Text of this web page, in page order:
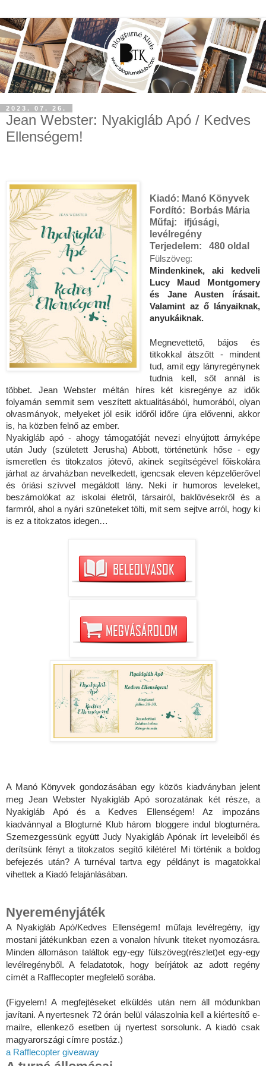
2023. 07. 26.
Jean Webster: Nyakigláb Apó / Kedves
Ellenségem!
Kiadó: Manó Könyvek
Fordító:
Borbás Mária
Műfaj: ifjúsági,
levélregény
Terjedelem: 480 oldal
Fülszöveg:
Mindenkinek, aki kedveli
Lucy Maud Montgomery
és Jane Austen írásait.
Valamint az ő lányaiknak,
anyukáiknak.
Megnevettető, bájos és
titkokkal átszőtt - mindent
tud, amit egy lányregénynek
tudnia kell, sőt annál is
többet. Jean Webster méltán híres két kisregénye az idők
folyamán semmit sem veszített aktualitásából, humorából, olyan
olvasmányok, melyeket jól esik időről időre újra elővenni, akkor
is, ha közben felnő az ember.
Nyakigláb apó - ahogy támogatóját nevezi elnyújtott árnyképe
után Judy (született Jerusha) Abbott, történetünk hőse - egy
ismeretlen és titokzatos jótevő, akinek segítségével főiskolára
járhat az árvaházban nevelkedett, igencsak eleven képzelőerővel
és óriási szívvel megáldott lány. Neki ír humoros leveleket,
beszámolókat az iskolai életről, társairól, baklövésekről és a
farmról, ahol a nyári szüneteket tölti, mit sem sejtve arról, hogy ki
is ez a titokzatos idegen…
A Manó Könyvek gondozásában egy közös kiadványban jelent
meg Jean Webster Nyakigláb Apó sorozatának két része, a
Nyakigláb Apó és a Kedves Ellenségem! Az impozáns
kiadvánnyal a Blogturné Klub három bloggere indul blogturnéra.
Szemezgessünk együtt Judy Nyakigláb Apónak írt leveleiből és
derítsünk fényt a titokzatos segítő kilétére! Mi történik a boldog
befejezés után? A turnéval tartva egy példányt is magatokkal
vihettek a Kiadó felajánlásában.
Nyereményjáték
A Nyakigláb Apó/Kedves Ellenségem! műfaja levélregény, így
mostani játékunkban ezen a vonalon hívunk titeket nyomozásra.
Minden állomáson találtok egy-egy fülszöveg(részlet)et egy-egy
levélregényből. A feladatotok, hogy beírjátok az adott regény
címét a Rafflecopter megfelelő sorába.
(Figyelem! A megfejtéseket elküldés után nem áll módunkban
javítani. A nyertesnek 72 órán belül válaszolnia kell a kiértesítő e-
mailre, ellenkező esetben új nyertest sorsolunk. A kiadó csak
magyarországi címre postáz.)
a Rafflecopter giveaway